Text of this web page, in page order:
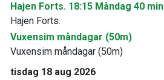
Hajen Forts. 18:15 Måndag 40 min
Hajen Forts.
Vuxensim måndagar (50m)
Vuxensim måndagar (50m)
tisdag 18 aug 2026